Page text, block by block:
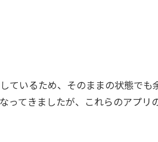
ているため、そのままの状態で
ってきましたが、これらのアプ